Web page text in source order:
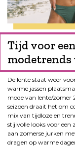
Tijd voor
modetrends
De lente staat weer
warme jassen
mode van lente/zomer
seizoen draait het om
mix van tijdloze en
stijlvolle looks voor een
aan zomerse jurken
dragen op warme